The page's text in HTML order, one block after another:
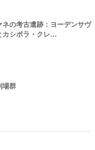
ネの考古遺跡：ヨーデンサヴ
カシポラ・クレ…
場群